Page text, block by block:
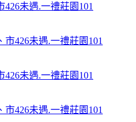
未遇.一禮莊園101
未遇.一禮莊園101